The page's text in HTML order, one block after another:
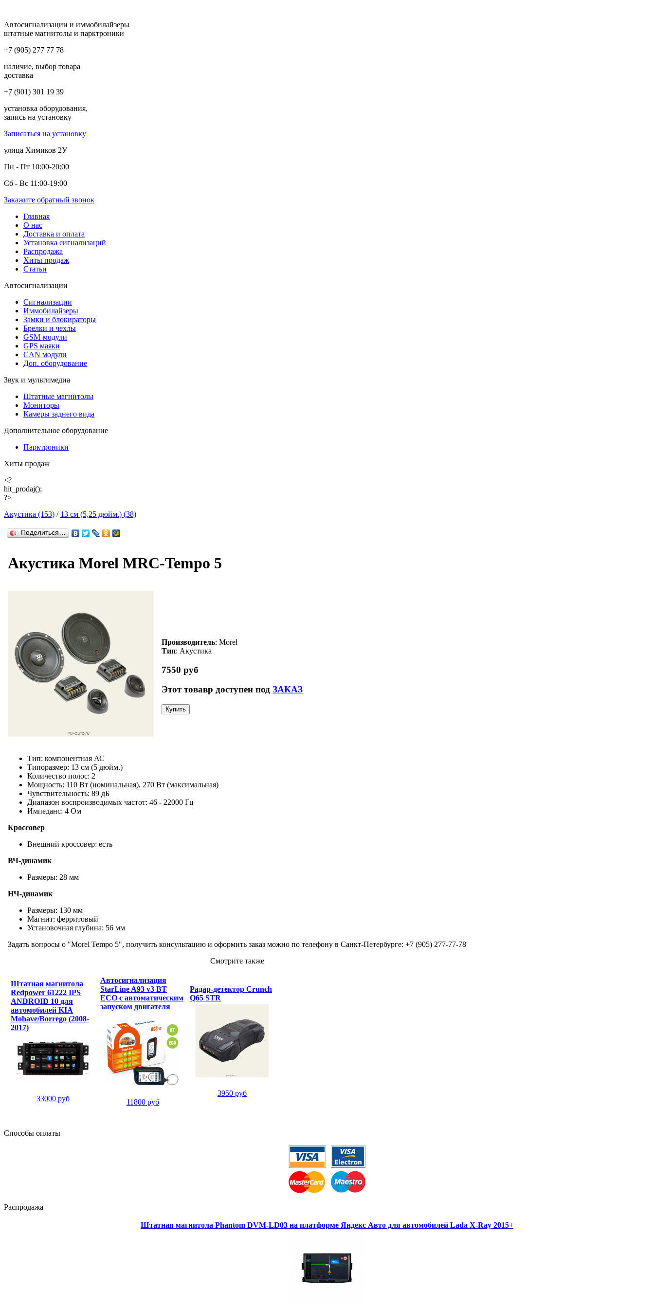
Автосигнализации и иммобилайзеры
штатные магнитолы и парктроники
+7 (905) 277 77 78
наличие, выбор товара
доставка
+7 (901) 301 19 39
установка оборудования,
запись на установку
Записаться на установку
улица Химиков 2У
Пн - Пт 10:00-20:00
Сб - Вс 11:00-19:00
Закажите обратный звонок
Главная
О нас
Доставка и оплата
Установка сигнализаций
Распродажа
Хиты продаж
Статьи
Автосигнализации
Сигнализации
Иммобилайзеры
Замки и блокираторы
Брелки и чехлы
GSM-модули
GPS маяки
CAN модули
Доп. оборудование
Звук и мультимедиа
Штатные магнитолы
Мониторы
Камеры заднего вида
Дополнительное оборудование
Парктроники
Хиты продаж
<?
hit_prodaj();
?>
Акустика (153) / 13 см (5,25 дюйм.) (38)
Поделиться…
Акустика Morel MRC-Tempo 5
Производитель: Morel
Тип: Акустика
7550 руб
Этот товавр доступен под ЗАКАЗ
Тип: компонентная АС
Типоразмер: 13 см (5 дюйм.)
Количество полос: 2
Мощность: 110 Вт (номинальная), 270 Вт (максимальная)
Чувствительность: 89 дБ
Диапазон воспроизводимых частот: 46 - 22000 Гц
Импеданс: 4 Ом
Кроссовер
Внешний кроссовер: есть
ВЧ-динамик
Размеры: 28 мм
НЧ-динамик
Размеры: 130 мм
Магнит: ферритовый
Установочная глубина: 56 мм
Задать вопросы о "Morel Tempo 5", получить консультацию и оформить заказ можно по телефону в Санкт-Петербурге: +7 (905) 277-77-78
Смотрите также
Штатная магнитола
Redpower 61222 IPS
ANDROID 10 для
автомобилей KIA
Mohave/Borrego (2008-
2017)
33000 руб
Автосигнализация
StarLine A93 v3 BT
ECO с автоматическим
запуском двигателя
11800 руб
Радар-детектор Crunch
Q65 STR
3950 руб
Способы оплаты
Распродажа
Штатная магнитола Phantom DVM-LD03 на платформе Яндекс Авто для автомобилей Lada X-Ray 2015+